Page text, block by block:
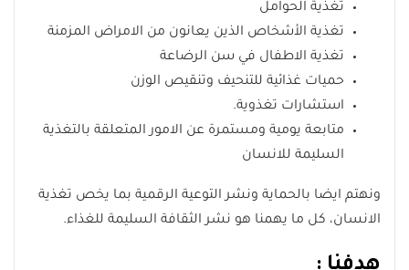
تغذية الحوامل
تغذية الأشخاص الذين يعانون من الامراض المزمنة
تغذية الاطفال في سن الرضاعة
حميات غذائية للتنحيف وتنقيص الوزن
استشارات تغذوية.
متابعة يومية ومستمرة عن الامور المتعلقة بالتغذية
السليمة للانسان
ونهتم ايضا بالحماية ونشر التوعية الرقمية بما يخص تغذية
الانسان، كل ما يهمنا هو نشر الثقافة السليمة للغذاء.